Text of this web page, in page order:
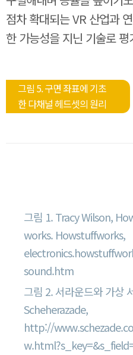
점차 확대되는 VR 산업과
한 가능성을 지닌 기술로
그림 5. 구면 좌표에 기초
한 다채널 헤드셋의 원리
그림 1. Tracy Wilson,
works. Howstuffworks,
sound.htm
그림 2. 서라운드와 가상
Scheherazade,
http://